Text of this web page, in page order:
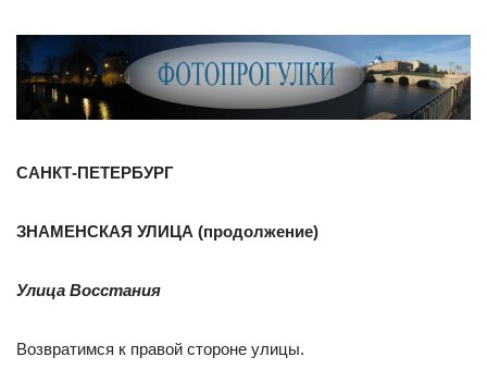
САНКТ-ПЕТЕРБУРГ
ЗНАМЕНСКАЯ УЛИЦА (продолжение)
Улица Восстания
Возвратимся к правой стороне улицы.